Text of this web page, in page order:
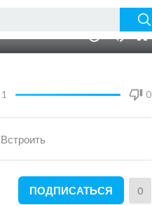
1 0
Встроить
ПОДПИСАТЬСЯ 0